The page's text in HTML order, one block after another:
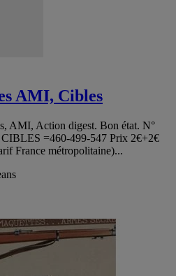
AMI, Cibles
AMI, Action digest. Bon état. N°
=460-499-547 Prix 2€+2€
France métropolitaine)...